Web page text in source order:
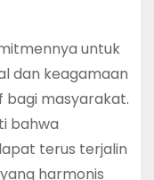
untuk
dan keagamaan
masyarakat.
bahwa
terus terjalin
harmonis